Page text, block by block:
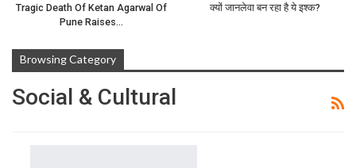
Tragic Death Of Ketan Agarwal Of
Pune Raises…
क्यों जानलेवा बन रहा है ये इश्क?
Browsing Category
Social & Cultural